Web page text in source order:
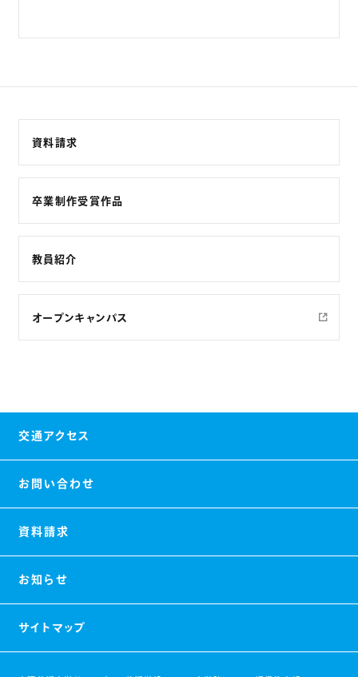
資料請求
卒業制作受賞作品
教員紹介
オープンキャンパス
交通アクセス
お問い合わせ
資料請求
お知らせ
サイトマップ